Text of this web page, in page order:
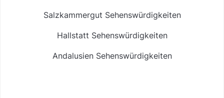
Salzkammergut Sehenswürdigkeiten
Hallstatt Sehenswürdigkeiten
Andalusien Sehenswürdigkeiten